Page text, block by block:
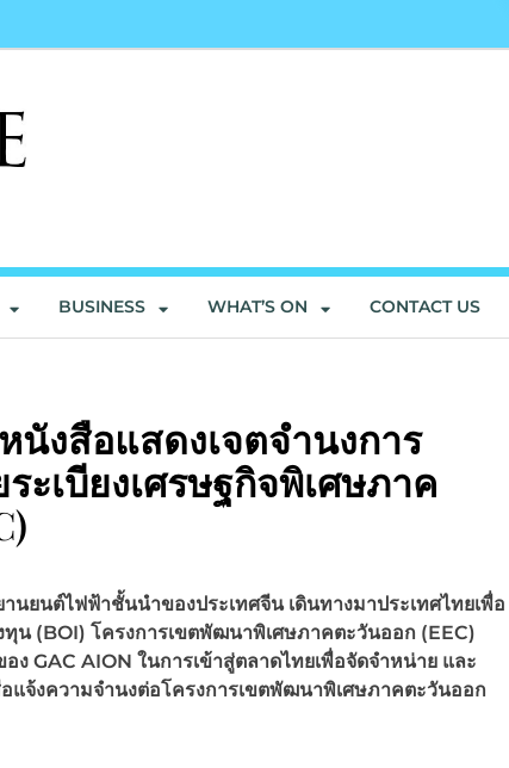
BUSINESS WHAT’S ON CONTACT US
นังสือแสดงเจตจำนงการ
เบียงเศรษฐกิจพิเศษภาค
นยนต์ไฟฟ้าชั้นนำของประเทศจีน เดินทางมาประเทศไทยเพื่อ
ทุน(BOI) โครงการเขตพัฒนาพิเศษภาคตะวันออก (EEC)
อง GAC AION ในการเข้าสู่ตลาดไทยเพื่อจัดจำหน่าย และ
จ้งความจำนงต่อโครงการเขตพัฒนาพิเศษภาคตะวันออก